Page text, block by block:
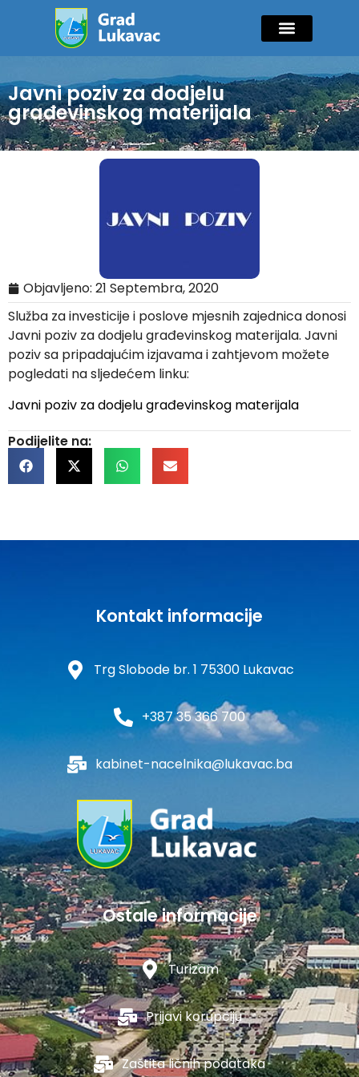
Javni poziv za dodjelu
građevinskog materijala
Objavljeno: 21 Septembra, 2020
Služba za investicije i poslove mjesnih zajednica donosi
Javni poziv za dodjelu građevinskog materijala. Javni
poziv sa pripadajućim izjavama i zahtjevom možete
pogledati na sljedećem linku:
Javni poziv za dodjelu građevinskog materijala
Podijelite na:
Kontakt informacije
Trg Slobode br. 1 75300 Lukavac
+387 35 366 700
kabinet-nacelnika@lukavac.ba
Ostale informacije
Turizam
Prijavi korupciju
Zaštita ličnih podataka